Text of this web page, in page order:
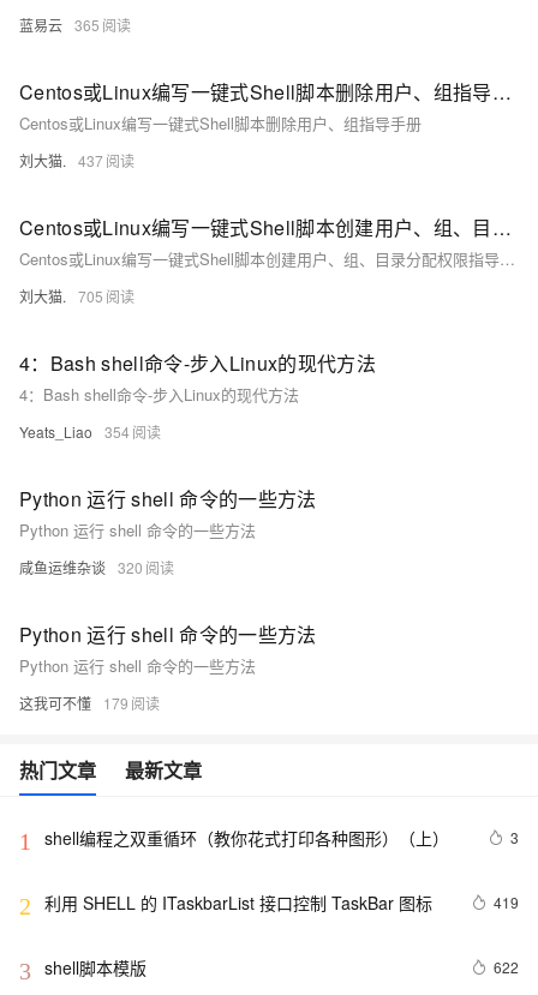
蓝易云 365
Centos或Linux编写一键式Shell脚本删除用户、组指导手册
Centos或Linux编写一键式Shell脚本删除用户、组指导手册
刘大猫. 437
Centos或Linux编写一键式Shell脚本创建用户、组、目录分配权限指导手册
Centos或Linux编写一键式Shell脚本创建用户、组、目录分配权限指导手册
刘大猫. 705
4：Bash shell命令-步入Linux的现代方法
4：Bash shell命令-步入Linux的现代方法
Yeats_Liao 354
Python 运行 shell 命令的一些方法
Python 运行 shell 命令的一些方法
咸鱼运维杂谈 320
Python 运行 shell 命令的一些方法
Python 运行 shell 命令的一些方法
这我可不懂 179
热门文章 最新文章
1 shell编程之双重循环（教你花式打印各种图形）（上） 3
2 利用 SHELL 的 ITaskbarList 接口控制 TaskBar 图标 419
3 shell脚本模版 622